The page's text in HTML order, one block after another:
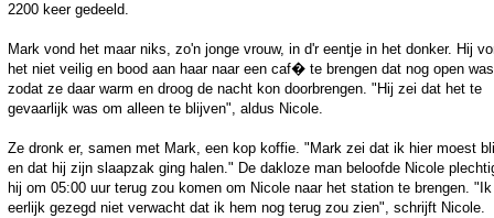
2200 keer gedeeld.
Mark vond het maar niks, zo'n jonge vrouw, in d'r eentje in het donker. Hij
het niet veilig en bood aan haar naar een caf� te brengen dat nog open
zodat ze daar warm en droog de nacht kon doorbrengen. "Hij zei dat het te
gevaarlijk was om alleen te blijven", aldus Nicole.
Ze dronk er, samen met Mark, een kop koffie. "Mark zei dat ik hier moest
en dat hij zijn slaapzak ging halen." De dakloze man beloofde Nicole
hij om 05:00 uur terug zou komen om Nicole naar het station te brengen.
eerlijk gezegd niet verwacht dat ik hem nog terug zou zien", schrijft Nicole.